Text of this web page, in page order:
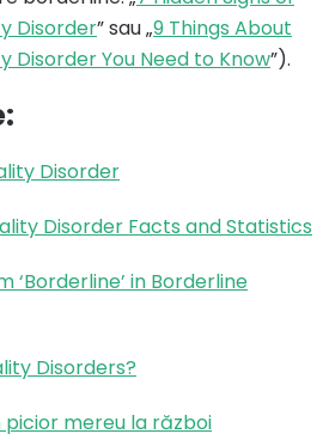
Disorder” sau „9 Things About
Disorder You Need to Know”).
Disorder
Disorder Facts and Statistics
‘Borderline’ in Borderline
Disorders?
picior mereu la război